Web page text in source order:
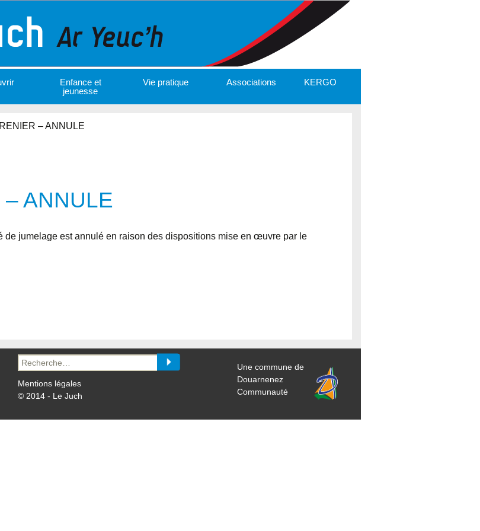
Enfance et
jeunesse
Vie pratique Associations KERGO
– ANNULE
ANNULE
de jumelage est annulé en raison des dispositions mise en œuvre par le
Recherche
pour :
Mentions légales
© 2014 - Le Juch
Une commune de
Douarnenez
Communauté